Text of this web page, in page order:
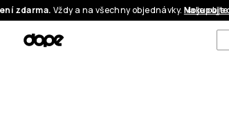
zdarma. Vždy a na všechny objednávky. Moje